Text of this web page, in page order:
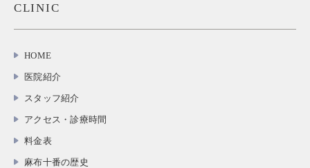
CLINIC
HOME
医院紹介
スタッフ紹介
アクセス・診療時間
料金表
麻布十番の歴史